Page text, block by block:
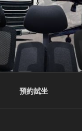
預約試坐